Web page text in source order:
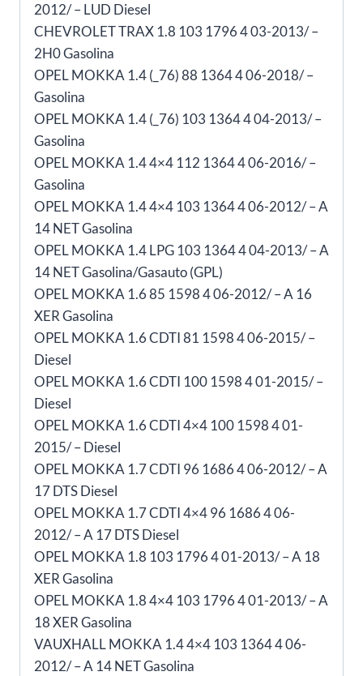
2012/ – LUD Diesel
CHEVROLET TRAX 1.8 103 1796 4 03-2013/ –
2H0 Gasolina
OPEL MOKKA 1.4 (_76) 88 1364 4 06-2018/ –
Gasolina
OPEL MOKKA 1.4 (_76) 103 1364 4 04-2013/ –
Gasolina
OPEL MOKKA 1.4 4×4 112 1364 4 06-2016/ –
Gasolina
OPEL MOKKA 1.4 4×4 103 1364 4 06-2012/ – A
14 NET Gasolina
OPEL MOKKA 1.4 LPG 103 1364 4 04-2013/ – A
14 NET Gasolina/Gasauto (GPL)
OPEL MOKKA 1.6 85 1598 4 06-2012/ – A 16
XER Gasolina
OPEL MOKKA 1.6 CDTI 81 1598 4 06-2015/ –
Diesel
OPEL MOKKA 1.6 CDTI 100 1598 4 01-2015/ –
Diesel
OPEL MOKKA 1.6 CDTI 4×4 100 1598 4 01-
2015/ – Diesel
OPEL MOKKA 1.7 CDTI 96 1686 4 06-2012/ – A
17 DTS Diesel
OPEL MOKKA 1.7 CDTI 4×4 96 1686 4 06-
2012/ – A 17 DTS Diesel
OPEL MOKKA 1.8 103 1796 4 01-2013/ – A 18
XER Gasolina
OPEL MOKKA 1.8 4×4 103 1796 4 01-2013/ – A
18 XER Gasolina
VAUXHALL MOKKA 1.4 4×4 103 1364 4 06-
2012/ – A 14 NET Gasolina